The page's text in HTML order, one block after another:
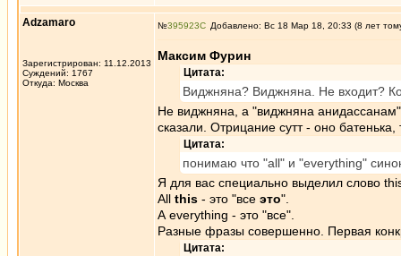
Adzamaro
Зарегистрирован: 11.12.2013
Суждений: 1767
Откуда: Москва
№395923 Добавлено: Вс 18 Мар 18, 20:33 (8 лет
Максим Фурин
Цитата:
Виджняна? Виджняна. Не входит?
Не виджняна, а "виджняна
сказали. Отрицание сутт - оно
Цитата:
понимаю что "all" и "everything"
Я для вас специально выделил слово
All this - это "все это".
А everything - это "все".
Разные фразы совершенно. Первая
Цитата: